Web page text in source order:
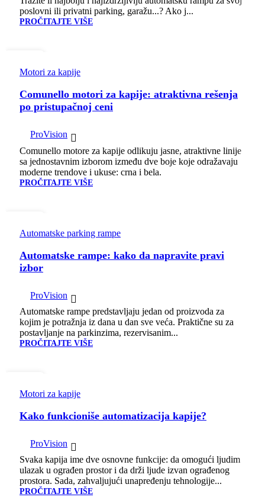
poslovni ili privatni parking, garažu...? Ako j...
PROČITAJTE VIŠE
АВГ
Motori za kapije
Comunello motori za kapije: atraktivna rešenja
po pristupačnoj ceni
ProVision
Comunello motore za kapije odlikuju jasne, atraktivne linije
sa jednostavnim izborom između dve boje koje odražavaju
moderne trendove i ukuse: crna i bela.
PROČITAJTE VIŠE
ЈУЛ
Automatske parking rampe
Automatske rampe: kako da napravite pravi
izbor
ProVision
Automatske rampe predstavljaju jedan od proizvoda za
kojim je potražnja iz dana u dan sve veća. Praktične su za
postavljanje na parkinzima, rezervisanim...
PROČITAJTE VIŠE
ЈУН
Motori za kapije
Kako funkcioniše automatizacija kapije?
ProVision
Svaka kapija ime dve osnovne funkcije: da omogući ljudim
ulazak u ograđen prostor i da drži ljude izvan ograđenog
prostora. Sada, zahvaljujući unapređenju tehnologije...
PROČITAJTE VIŠE